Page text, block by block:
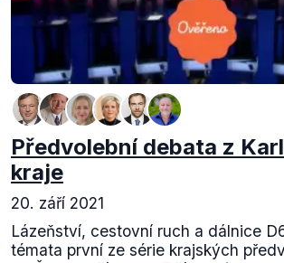
Předvolební debata z
kraje
20. září 2021
Lázeňství, cestovní ruch a dálnice
témata první ze série krajských